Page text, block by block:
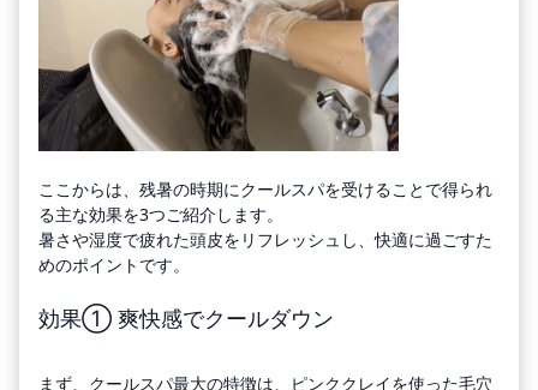
ここからは、残暑の時期にクールスパを受けることで得られ
る主な効果を3つご紹介します。
暑さや湿度で疲れた頭皮をリフレッシュし、快適に過ごすた
めのポイントです。
効果① 爽快感でクールダウン
まず、クールスパ最大の特徴は、ピンククレイを使った毛穴